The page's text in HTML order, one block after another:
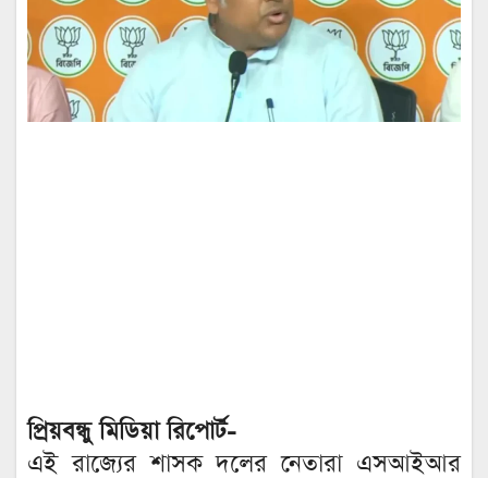
প্রিয়বন্ধু মিডিয়া রিপোর্ট-
এই রাজ্যের শাসক দলের নেতারা এসআইআর